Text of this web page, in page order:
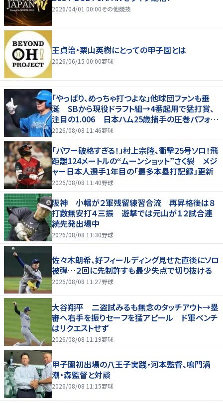
2026/04/01 00:00その他競技
王貞治・栗山英樹にとっての甲子園とは
2026/06/15 00:00野球
「やっぱり、めっちゃ打つよな」他球団ファンも垂
涎 SBから現役ドラフト組→4番起用で猛打賞、
注目の1.006 日本ハム25歳捕手の圧巻パフォが
話題「しかし、どこで使うかだな」
2026/08/08 11:46野球
「パワー破格すぎる！」村上宗隆、衝撃25号ソロ！飛
距離124メートルの“ムーンショット”さく裂 メジ
ャー日本人選手1年目の「最多本塁打記録」更新
2026/08/08 11:40野球
阪神 小幡が２軍残留練習合流 再昇格後は８
打数無安打４三振 遊撃では元山が１２試合連
続先発出場中
2026/08/08 11:30野球
佐々木朗希、好フィールディング見せた直後にソロ
被弾…２回に先制許すも最少失点で切り抜ける
2026/08/08 11:27野球
大谷翔平 二盗試みるも無念のタッチアウト→塁
審へ右手を振りセーフを猛アピール ド軍ベンチ
はリクエストせず
2026/08/08 11:19野球
甲子園初出場の八王子実践・河本監督、鳴門渦
潮・森監督と対談
2026/08/08 11:15野球